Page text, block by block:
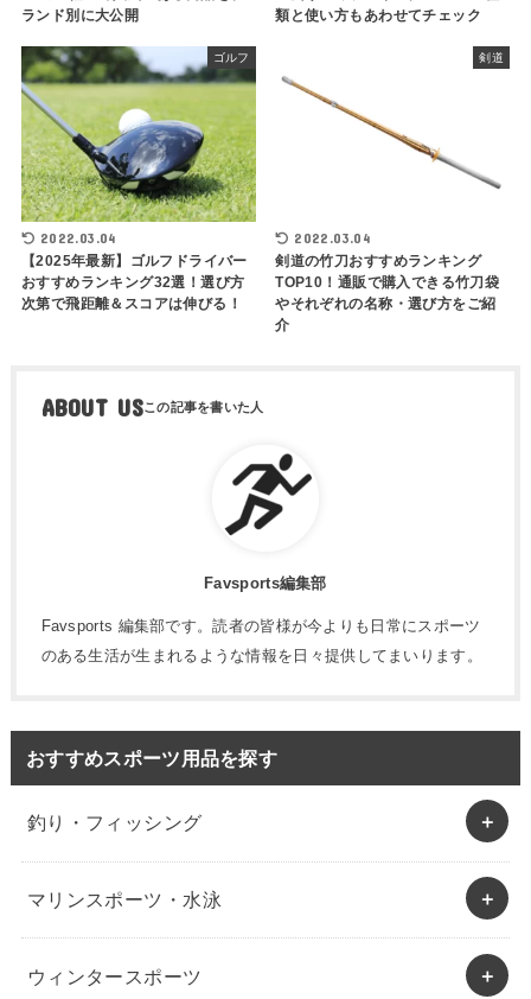
ランド別に大公開
類と使い方もあわせてチェック
ゴルフ
2022.03.04
【2025年最新】ゴルフドライバー
おすすめランキング32選！選び方
次第で飛距離＆スコアは伸びる！
剣道
2022.03.04
剣道の竹刀おすすめランキング
TOP10！通販で購入できる竹刀袋
やそれぞれの名称・選び方をご紹
介
ABOUT US
Favsports編集部
Favsports 編集部です。読者の皆様が今よりも日常にスポーツ
のある生活が生まれるような情報を日々提供してまいります。
おすすめスポーツ用品を探す
釣り・フィッシング
マリンスポーツ・水泳
ウィンタースポーツ